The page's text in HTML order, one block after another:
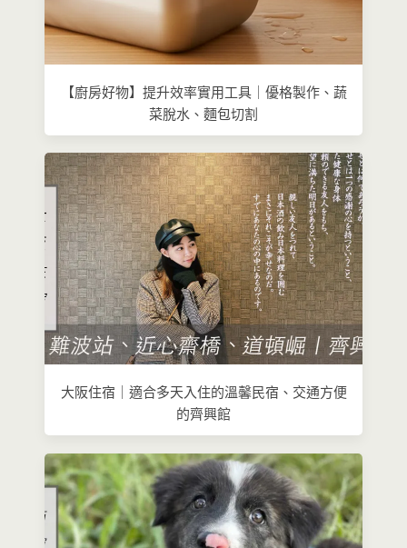
【廚房好物】提升效率實用工具｜優格製作、蔬
菜脫水、麵包切割
大阪住宿｜適合多天入住的溫馨民宿、交通方便
的齊興館